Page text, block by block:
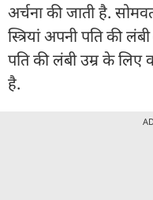
अर्चना की जाती है.
स्त्रियां अपनी पति की
पति की लंबी उम्र के लिए
है.